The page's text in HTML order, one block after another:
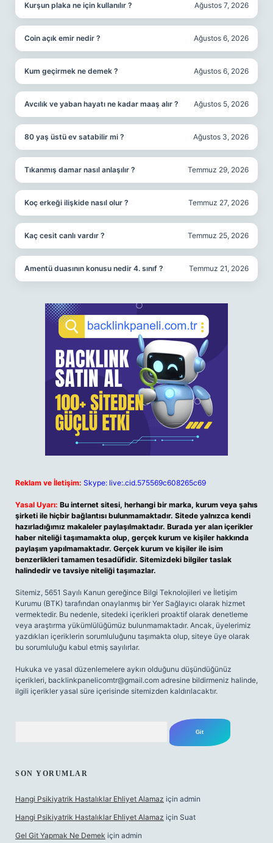
Kurşun plaka ne için kullanılır ? Ağustos 7, 2026
Coin açık emir nedir ? Ağustos 6, 2026
Kum geçirmek ne demek ? Ağustos 6, 2026
Avcılık ve yaban hayatı ne kadar maaş alır ? Ağustos 5, 2026
80 yaş üstü ev satabilir mi ? Ağustos 3, 2026
Tıkanmış damar nasıl anlaşılır ? Temmuz 29, 2026
Koç erkeği ilişkide nasıl olur ? Temmuz 27, 2026
Kaç cesit canlı vardır ? Temmuz 25, 2026
Amentü duasının konusu nedir 4. sınıf ? Temmuz 21, 2026
Reklam ve İletişim: Skype: live:.cid.575569c608265c69
Yasal Uyarı: Bu internet sitesi, herhangi bir marka, kurum veya şahıs
şirketi ile hiçbir bağlantısı bulunmamaktadır. Sitede yalnızca kendi
hazırladığımız makaleler paylaşılmaktadır. Burada yer alan içerikler
haber niteliği taşımamakta olup, gerçek kurum ve kişiler hakkında
paylaşım yapılmamaktadır. Gerçek kurum ve kişiler ile isim
benzerlikleri tamamen tesadüfidir. Sitemizdeki bilgiler taslak
halindedir ve tavsiye niteliği taşımazlar.
Sitemiz, 5651 Sayılı Kanun gereğince Bilgi Teknolojileri ve İletişim
Kurumu (BTK) tarafından onaylanmış bir Yer Sağlayıcı olarak hizmet
vermektedir. Bu nedenle, sitedeki içerikleri proaktif olarak denetleme
veya araştırma yükümlülüğümüz bulunmamaktadır. Ancak, üyelerimiz
yazdıkları içeriklerin sorumluluğunu taşımakta olup, siteye üye olarak
bu sorumluluğu kabul etmiş sayılırlar.
Hukuka ve yasal düzenlemelere aykırı olduğunu düşündüğünüz
içerikleri, backlinkpanelicomtr@gmail.com adresine bildirmeniz halinde,
ilgili içerikler yasal süre içerisinde sitemizden kaldırılacaktır.
SON YORUMLAR
Hangi Psikiyatrik Hastalıklar Ehliyet Alamaz için admin
Hangi Psikiyatrik Hastalıklar Ehliyet Alamaz için Suat
Gel Git Yapmak Ne Demek için admin